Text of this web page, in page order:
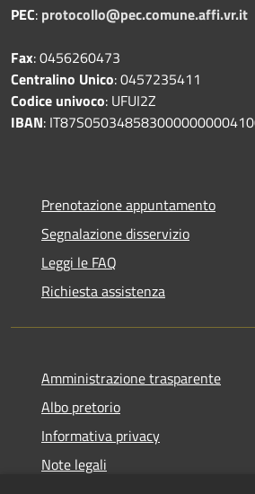
PEC: protocollo@pec.comune.affi.vr.it
Fax: 0456260473
Centralino Unico: 0457235411
Codice univoco: UFUI2Z
IBAN:
Prenotazione appuntamento
Segnalazione disservizio
Leggi le FAQ
Richiesta assistenza
Amministrazione trasparente
Albo pretorio
Informativa privacy
Note legali